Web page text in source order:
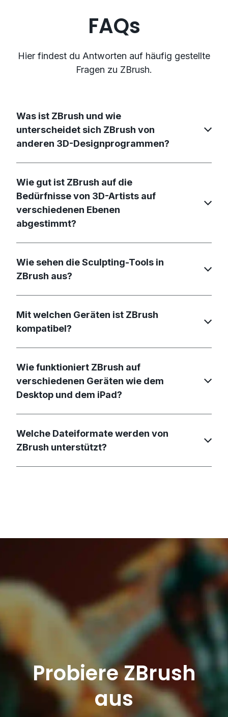
FAQs
Hier findest du Antworten auf häufig gestellte
Fragen zu ZBrush.
Was ist ZBrush und wie
unterscheidet sich ZBrush von
anderen 3D-Designprogrammen?
Wie gut ist ZBrush auf die
Bedürfnisse von 3D-Artists auf
verschiedenen Ebenen
abgestimmt?
Wie sehen die Sculpting-Tools in
ZBrush aus?
Mit welchen Geräten ist ZBrush
kompatibel?
Wie funktioniert ZBrush auf
verschiedenen Geräten wie dem
Desktop und dem iPad?
Welche Dateiformate werden von
ZBrush unterstützt?
Probiere ZBrush
aus